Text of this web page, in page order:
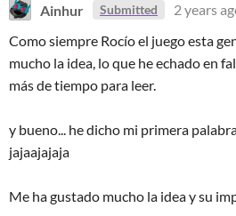
Ainhur Submitted 2 years
Como siempre Rocío el juego esta
mucho la idea, lo que he echado en
más de tiempo para leer.
y bueno... he dicho mi primera
jajaajajaja
Me ha gustado mucho la idea y su